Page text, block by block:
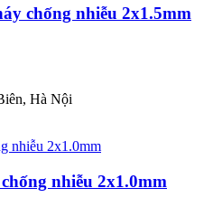
chống nhiễu 2x1.5mm
Hà Nội
nhiễu 2x1.0mm